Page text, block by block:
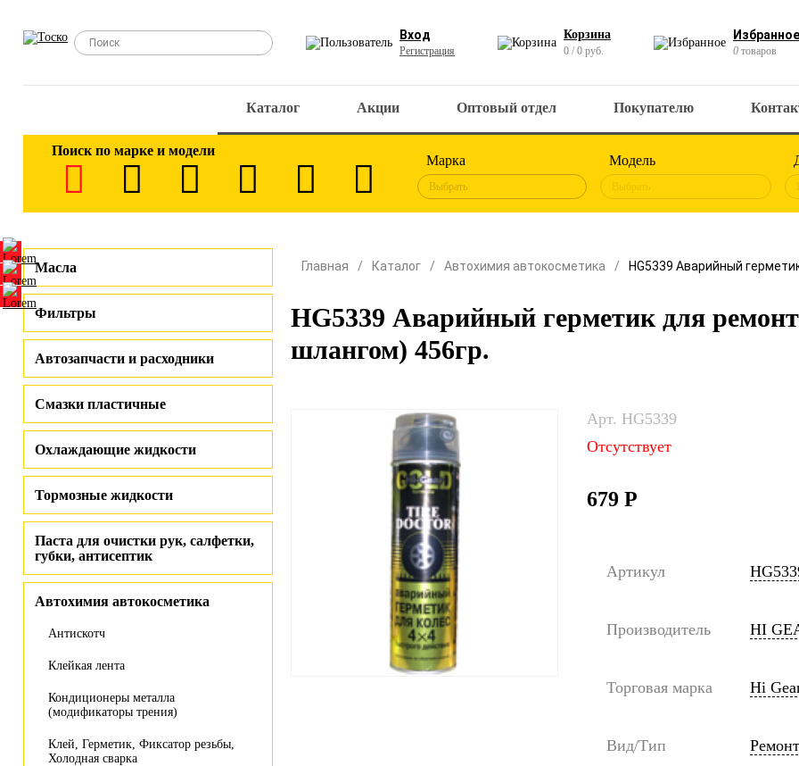
Вход
Регистрация
Корзина
0 / 0 руб.
Избранное
0 товаров
Каталог Акции Оптовый отдел Покупателю
Поиск по марке и модели
Марка
Выбрать
Модель
Выбрать
Масла
Фильтры
Автозапчасти и расходники
Смазки пластичные
Охлаждающие жидкости
Тормозные жидкости
Паста для очистки рук, салфетки,
губки, антисептик
Автохимия автокосметика
Антискотч
Клейкая лента
Кондиционеры металла
(модификаторы трения)
Клей, Герметик, Фиксатор резьбы,
Холодная сварка
Главная Каталог Автохимия автокосметика HG5339 Аварийный
HG5339 Аварийный герметик для
шлангом) 456гр.
Арт. HG5339
Отсутствует
679 Р
Артикул
Производитель HI
Торговая марка Hi
Вид/Тип